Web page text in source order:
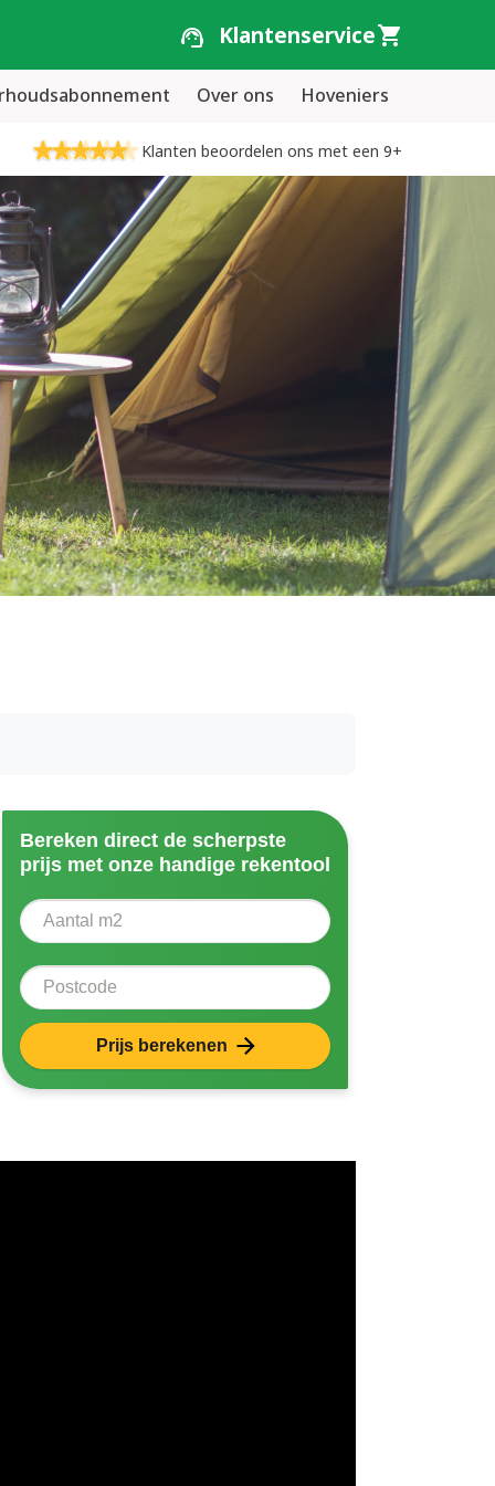
Klantenservice
Over ons Hoveniers
Klanten beoordelen ons met een 9+
Bereken direct de scherpste
prijs met onze handige rekentool
Aantal vierkante meter
Postcode
Prijs berekenen